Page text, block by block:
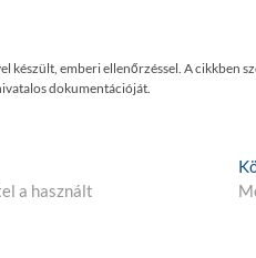
készült, emberi ellenőrzéssel. A
dokumentációját.
a használt